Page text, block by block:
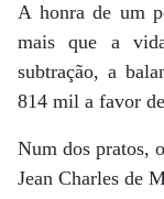
A honra de um
mais que a
subtração, a
814 mil a favor
Num dos pratos,
Jean Charles de